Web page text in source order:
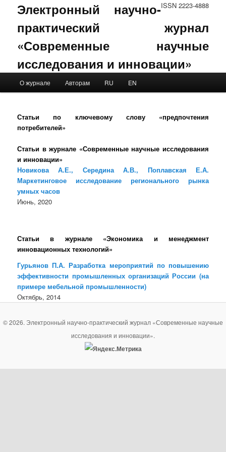
ISSN 2223-4888
Электронный научно-
практический журнал
«Современные научные
исследования и инновации»
Skip to primary content
Skip to secondary content
О журнале Авторам RU EN
Статьи по ключевому слову «предпочтения
потребителей»
Статьи в журнале «Современные научные исследования
и инновации»
Новикова А.Е., Середина А.В., Поплавская Е.А.
Маркетинговое исследование регионального рынка
умных часов
Июнь, 2020
Статьи в журнале «Экономика и менеджмент
инновационных технологий»
Гурьянов П.А. Разработка мероприятий по повышению
эффективности промышленных организаций России (на
примере мебельной промышленности)
Октябрь, 2014
© 2026. Электронный научно-практический журнал «Современные научные
исследования и инновации».